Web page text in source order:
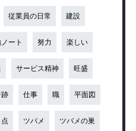
従業員の日常 建設
ート 努力 楽しい
サービス精神 旺盛
仕事 職 平面図
点 ツバメ ツバメの巣